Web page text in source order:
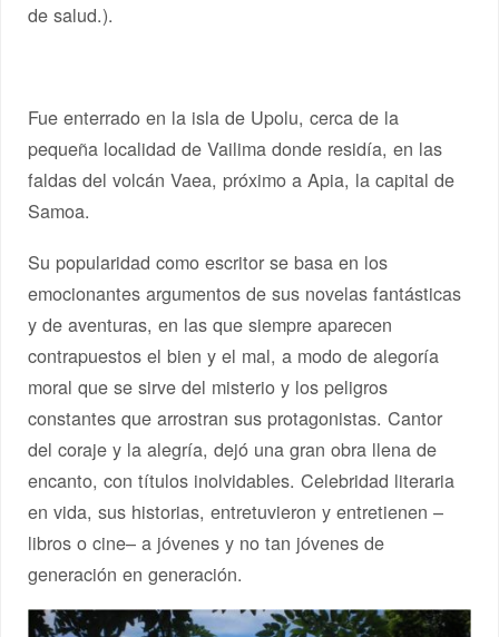
de salud.).
Fue enterrado en la isla de Upolu, cerca de la
pequeña localidad de Vailima donde residía, en las
faldas del volcán Vaea, próximo a Apia, la capital de
Samoa.
Su popularidad como escritor se basa en los
emocionantes argumentos de sus novelas fantásticas
y de aventuras, en las que siempre aparecen
contrapuestos el bien y el mal, a modo de alegoría
moral que se sirve del misterio y los peligros
constantes que arrostran sus protagonistas. Cantor
del coraje y la alegría, dejó una gran obra llena de
encanto, con títulos inolvidables. Celebridad literaria
en vida, sus historias, entretuvieron y entretienen –
libros o cine– a jóvenes y no tan jóvenes de
generación en generación.